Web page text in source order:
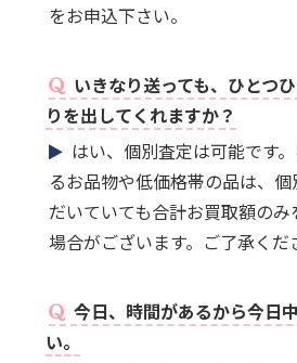
をお申込下さい。
いきなり送っても、ひとつ
りを出してくれますか？
はい、個別査定は可能です
るお品物や低価格帯の品は、
だいていても合計お買取額の
場合がございます。ご了承くだ
今日、時間があるから今日
い。